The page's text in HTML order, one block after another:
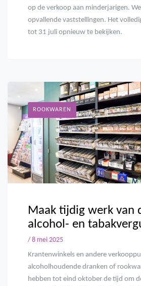
op de verkoop aan minderjarigen.
opvallende vaststellingen. Het
tot 31 juli opnieuw te bekijken.
ROOKWAREN
Maak tijdig werk van
alcohol- en
/ 8 mei 2025
Krantenwinkels en andere
alcoholhoudende dranken of
hebben tot eind oktober de tijd om